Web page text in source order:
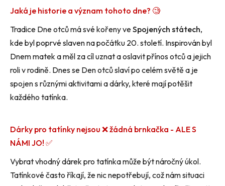
Jaká je historie a význam tohoto dne? 🧐
Tradice Dne otců má své kořeny veSpojených státech,
kde byl poprvé slaven na počátku 20. století. Inspirován byl
Dnem matek a měl za cíl uznat a oslavit přínos otců a jejich
roli v rodině. Dnes se Den otců slaví po celém světě a je
spojen s různými aktivitami a dárky, které mají potěšit
každého tatínka.
Dárky pro tatínky nejsou ❌︎ žádná brnkačka - ALE S
NÁMI JO! ✅
Vybrat vhodný dárek pro tatínka může být náročný úkol.
Tatínkové často říkají, že nic nepotřebují, což nám situaci